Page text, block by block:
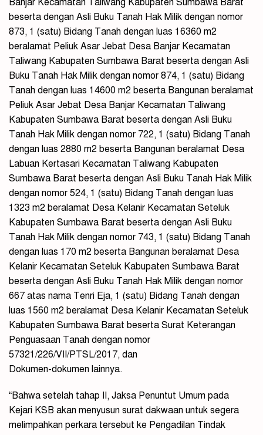
beserta dengan Asli Buku Tanah Hak Milik dengan nomor
873, 1 (satu) Bidang Tanah dengan luas 16360 m2
beralamat Peliuk Asar Jebat Desa Banjar Kecamatan
Taliwang Kabupaten Sumbawa Barat beserta dengan Asli
Buku Tanah Hak Milik dengan nomor 874, 1 (satu) Bidang
Tanah dengan luas 14600 m2 beserta Bangunan beralamat
Peliuk Asar Jebat Desa Banjar Kecamatan Taliwang
Kabupaten Sumbawa Barat beserta dengan Asli Buku
Tanah Hak Milik dengan nomor 722, 1 (satu) Bidang Tanah
dengan luas 2880 m2 beserta Bangunan beralamat Desa
Labuan Kertasari Kecamatan Taliwang Kabupaten
Sumbawa Barat beserta dengan Asli Buku Tanah Hak Milik
dengan nomor 524, 1 (satu) Bidang Tanah dengan luas
1323 m2 beralamat Desa Kelanir Kecamatan Seteluk
Kabupaten Sumbawa Barat beserta dengan Asli Buku
Tanah Hak Milik dengan nomor 743, 1 (satu) Bidang Tanah
dengan luas 170 m2 beserta Bangunan beralamat Desa
Kelanir Kecamatan Seteluk Kabupaten Sumbawa Barat
beserta dengan Asli Buku Tanah Hak Milik dengan nomor
667 atas nama Tenri Eja, 1 (satu) Bidang Tanah dengan
luas 1560 m2 beralamat Desa Kelanir Kecamatan Seteluk
Kabupaten Sumbawa Barat beserta Surat Keterangan
Penguasaan Tanah dengan nomor
57321/226/VII/PTSL/2017, dan
Dokumen-dokumen lainnya.
“Bahwa setelah tahap II, Jaksa Penuntut Umum pada
Kejari KSB akan menyusun surat dakwaan untuk segera
melimpahkan perkara tersebut ke Pengadilan Tindak